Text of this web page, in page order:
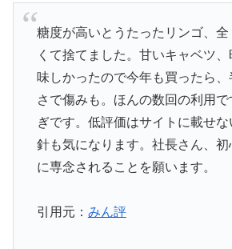
糖度が高いとうたったリンゴ、
くて捨てました。甘いキャベツ
味しかったので今年も買ったら、
さで傷みも。ほんの数回の利用
ぎです。低評価はサイトに載せ
針も気になります。社長さん、
に専念されることを願います。
引用元： みん評